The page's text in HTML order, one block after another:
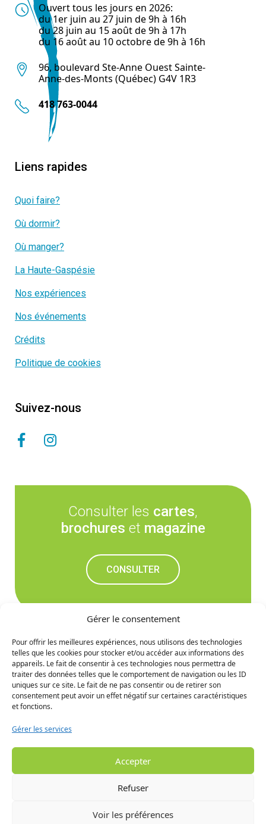
Gérer le consentement
Pour offrir les meilleures expériences, nous utilisons des technologies
telles que les cookies pour stocker et/ou accéder aux informations des
appareils. Le fait de consentir à ces technologies nous permettra de
traiter des données telles que le comportement de navigation ou les ID
uniques sur ce site. Le fait de ne pas consentir ou de retirer son
consentement peut avoir un effet négatif sur certaines caractéristiques
et fonctions.
Gérer les services
Accepter
Refuser
Voir les préférences
Ouvert tous les jours en 2026:
du 1er juin au 27 juin de 9h à 16h
du 28 juin au 15 août de 9h à 17h
du 16 août au 10 octobre de 9h à 16h
96, boulevard Ste-Anne Ouest Sainte-
Anne-des-Monts (Québec) G4V 1R3
418 763-0044
Liens rapides
Quoi faire?
Où dormir?
Où manger?
La Haute-Gaspésie
Nos expériences
Nos événements
Crédits
Politique de cookies
Suivez-nous
Consulter les cartes,
brochures et magazine
CONSULTER
Ne manquez rien des
prochaines nouvelles
© 2024 MRC de la Haute Gaspésie - Tous droits réservés. -